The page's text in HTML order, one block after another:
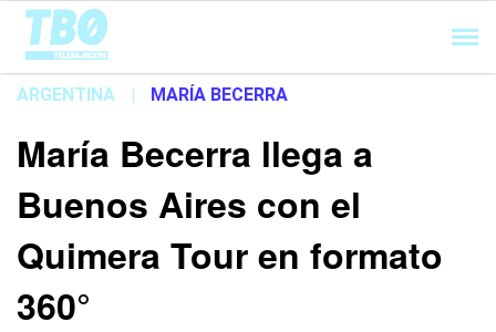
Cargando...
ARGENTINA | MARÍA BECERRA
María Becerra llega a
Buenos Aires con el
Quimera Tour en formato
360°